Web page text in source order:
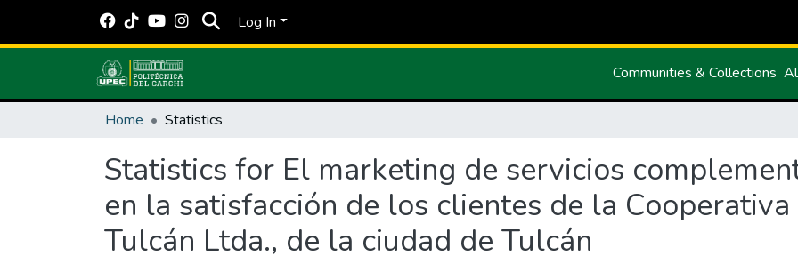
Log In
Communities & Collections
Home Statistics
Statistics for El marketing de servicios
en la satisfacción de los clientes de la
Tulcán Ltda., de la ciudad de Tulcán